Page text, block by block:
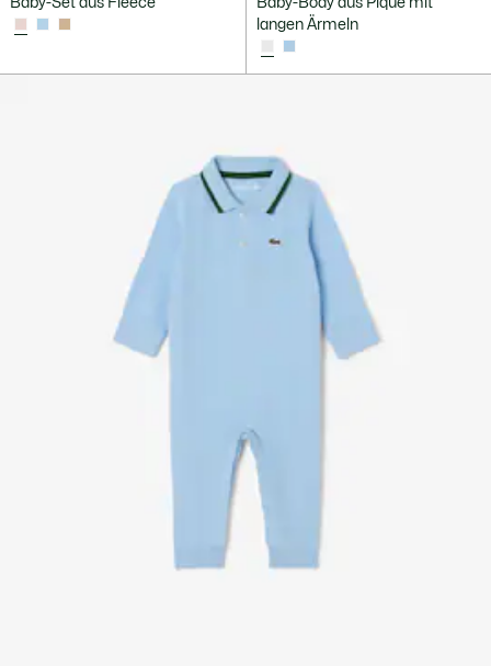
Baby-Set aus Fleece
Baby-Body aus Piqué mit
langen Ärmeln